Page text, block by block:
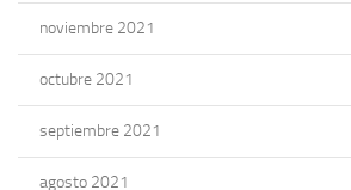
noviembre 2021
octubre 2021
septiembre 2021
agosto 2021